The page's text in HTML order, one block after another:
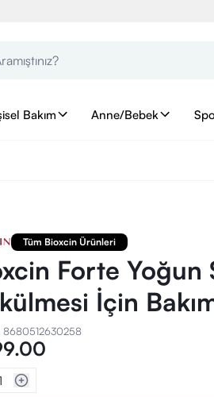
Bakım Anne/Bebek
Tüm Bioxcin Ürünleri
Forte Yoğun
İçin
8680512630258